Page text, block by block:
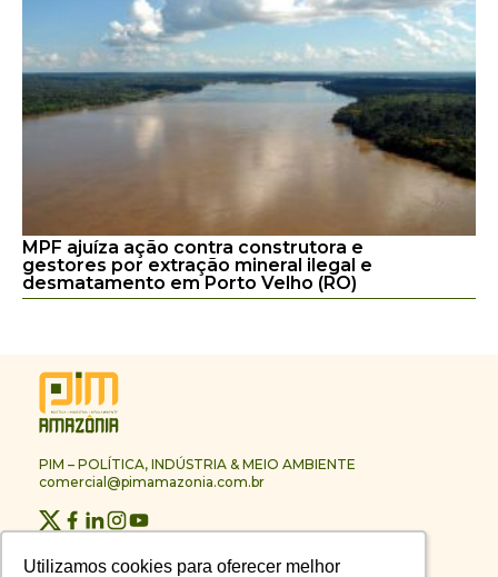
Utilizamos cookies para oferecer melhor
Utilizamos cookies para oferecer melhor
MPF ajuíza ação contra construtora e
gestores por extração mineral ilegal e
desmatamento em Porto Velho (RO)
PIM – POLÍTICA, INDÚSTRIA & MEIO AMBIENTE
comercial@pimamazonia.com.br
Contato